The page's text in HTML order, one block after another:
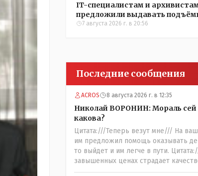
IT-специалистам и
предложили выдавать
кредиты на жильё в сёлах
7 августа 2026 г. в 20:56
Последние сообщения
ACROS 8 августа 2026 г. в 12:35
Николай ВОРОНИН: Мораль сей
какова?
Цитата:///Теперь везут мне/// На
им предложил помощь оказывать
то выйдет и им легче в пути.
завышенных ценах страдает
печеным хлебом проблема. // На вкус